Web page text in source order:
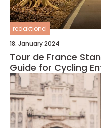
redaktionel
18. January 2024
Tour de France
Guide for Cycling